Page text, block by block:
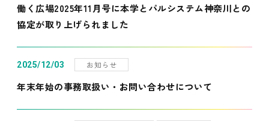
働く広場2025年11月号に本学とパルシステム神奈川との
協定が取り上げられました
2025/12/03 お知らせ
年末年始の事務取扱い・お問い合わせについて